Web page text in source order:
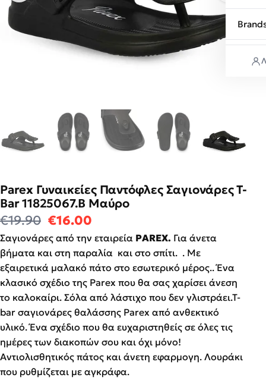
Parex Γυναικείες Παντόφλες Σαγιονάρες Τ-
Bar 11825067.Β Μαύρο
€19.90 Original price was: €19.90.
€16.00
Σαγιονάρες από την εταιρεία PAREX. Για άνετα
βήματα και στη παραλία και στο σπίτι. . Με
εξαιρετικά μαλακό πάτο στο εσωτερικό μέρος.. Ένα
κλασικό σχέδιο της Parex που θα σας χαρίσει άνεση
το καλοκαίρι. Σόλα από λάστιχο που δεν γλιστράει.Τ-
bar σαγιονάρες θαλάσσης Parex από ανθεκτικό
υλικό. Ένα σχέδιο που θα ευχαριστηθείς σε όλες τις
ημέρες των διακοπών σου και όχι μόνο!
Αντιολισθητικός πάτος και άνετη εφαρμογη. Λουράκι
που ρυθμίζεται με αγκράφα.